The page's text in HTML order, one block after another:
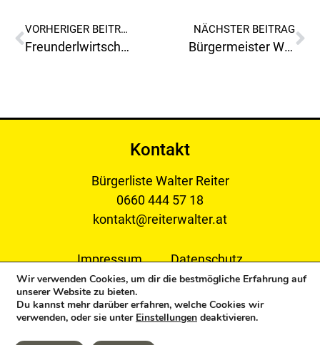
VORHERIGER BEITRAG
Freunderlwirtschaft im Leobner Rathaus!
NÄCHSTER BEITRAG
Bürgermeister Wallner hat seine Kompetenzen überschritten!
Kontakt
Bürgerliste Walter Reiter
0660 444 57 18
kontakt@reiterwalter.at
Impressum Datenschutz
Wir verwenden Cookies, um dir die bestmögliche Erfahrung auf
unserer Website zu bieten.
Du kannst mehr darüber erfahren, welche Cookies wir
verwenden, oder sie unter Einstellungen deaktivieren.